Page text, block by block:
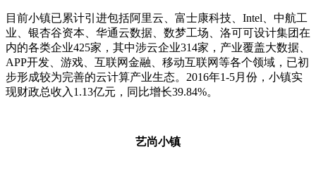
目前小镇已累计引进包括阿里云、富士康科技、Intel、中航工
业、银杏谷资本、华通云数据、数梦工场、洛可可设计集团在
内的各类企业425家，其中涉云企业314家，产业覆盖大数据、
APP开发、游戏、互联网金融、移动互联网等各个领域，已初
步形成较为完善的云计算产业生态。2016年1-5月份，小镇实
现财政总收入1.13亿元，同比增长39.84%。
艺尚小镇